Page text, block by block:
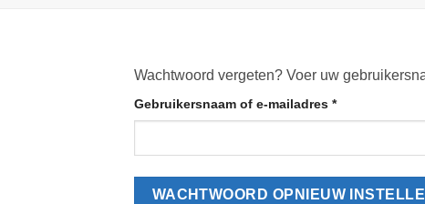
Wachtwoord vergeten? Voer uw
Gebruikersnaam of e-mailadres *Vereist
WACHTWOORD OPNIEUW